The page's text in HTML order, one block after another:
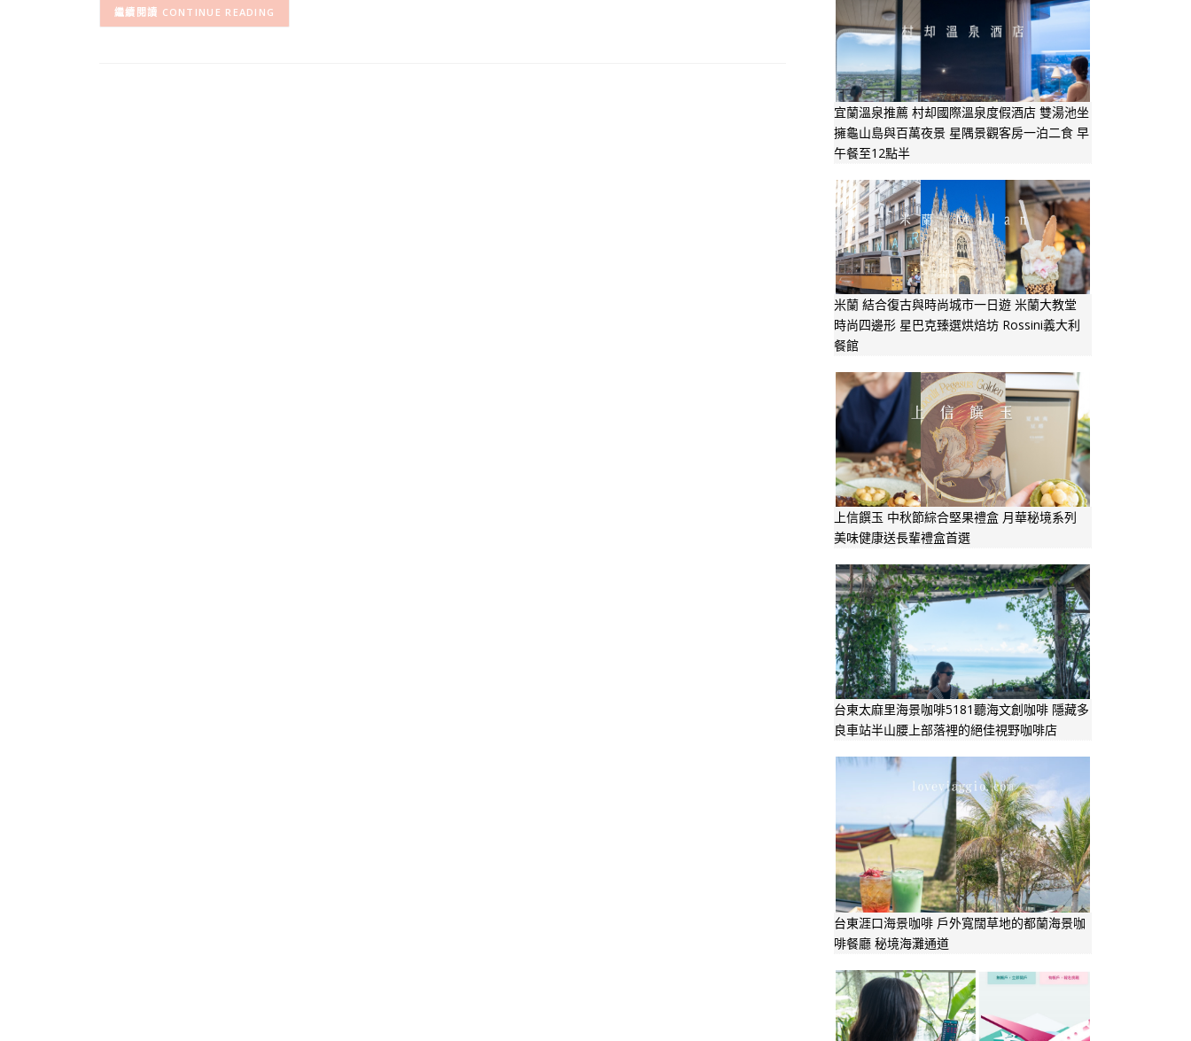
CONTINUE READING
宜蘭溫泉推薦 村却國際溫泉度假酒店 雙湯池坐
擁龜山島與百萬夜景 星隅景觀客房一泊二食 早
午餐至12點半
米蘭 結合復古與時尚城市一日遊 米蘭大教堂
時尚四邊形 星巴克臻選烘焙坊 Rossini義大利
餐館
上信饌玉 中秋節綜合堅果禮盒 月華秘境系列
美味健康送長輩禮盒首選
台東太麻里海景咖啡5181聽海文創咖啡 隱藏多
良車站半山腰上部落裡的絕佳視野咖啡店
台東涯口海景咖啡 戶外寬闊草地的都蘭海景咖
啡餐廳 秘境海灘通道